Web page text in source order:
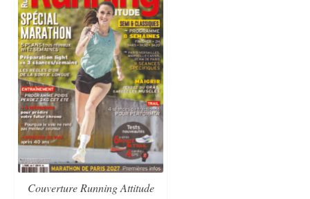
Couverture Running Attitude